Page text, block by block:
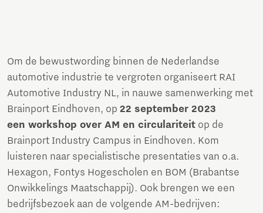
Om de bewustwording binnen de Nederlandse
automotive industrie te vergroten organiseert RAI
Automotive Industry NL, in nauwe samenwerking met
Brainport Eindhoven, op 22 september 2023
een workshop over AM en circulariteit op de
Brainport Industry Campus in Eindhoven. Kom
luisteren naar specialistische presentaties van o.a.
Hexagon, Fontys Hogescholen en BOM (Brabantse
Onwikkelings Maatschappij). Ook brengen we een
bedrijfs­bezoek aan de volgende AM-bedrijven: